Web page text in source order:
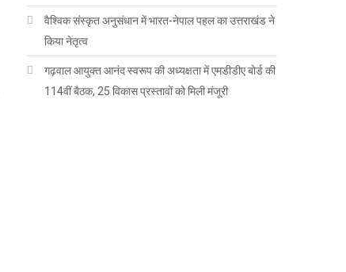
वैश्विक संस्कृत अनुसंधान में भारत-नेपाल पहल का उत्तराखंड ने
किया नेतृत्व
गढ़वाल आयुक्त आनंद स्वरूप की अध्यक्षता में एमडीडीए बोर्ड की
114वीं बैठक, 25 विकास प्रस्तावों को मिली मंजूरी